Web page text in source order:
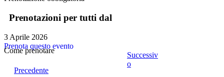
Prenotazioni per tutti dal
3 Aprile 2026
Prenota questo evento
Come prenotare
Precedente
Successiv
o